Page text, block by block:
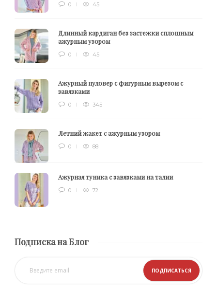
0 45
Длинный кардиган без застежки сплошным
ажурным узором
0 45
Ажурный пуловер с фигурным вырезом с
завязками
0 345
Летний жакет с ажурным узором
0 88
Ажурная туника с завязками на талии
0 72
Подписка на Блог